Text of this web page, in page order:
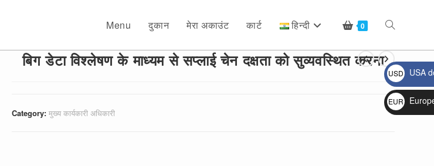
Menu दुकान मेरा अकाउंट कार्ट हिन्दी 0 Toggle
website
बिग डेटा विश्लेषण के माध्यम से सप्लाई चेन दक्षता को सुव्यवस्थित करना
Category: मुख्य कार्यकारी अधिकारी
USD
$
USA
EUR
€